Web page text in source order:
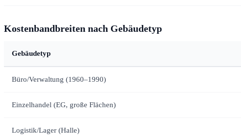
Kostenbandbreiten nach Gebäudetyp
Gebäudetyp
Büro/Verwaltung (1960–1990)
Einzelhandel (EG, große Flächen)
Logistik/Lager (Halle)